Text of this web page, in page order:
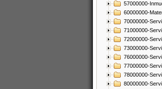
57000000-
60000000-
70000000-
71000000-
72000000-
73000000-
76000000-
77000000-
78000000-
80000000-